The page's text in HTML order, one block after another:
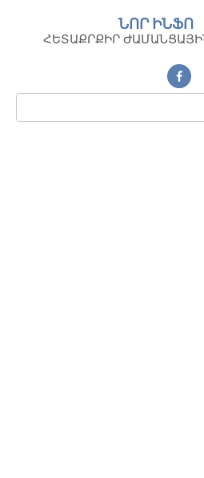
контенту
ՆՈՐ ԻՆՖՈ
ՀԵՏԱՔՐՔԻՐ
Поиск: